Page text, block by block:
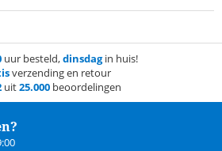
uur besteld,dinsdagin huis!
verzending en retour
uit25.000 beoordelingen